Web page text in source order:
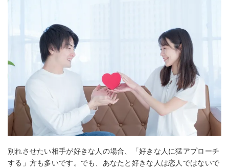
別れさせたい相手が好きな人の場合、「好きな人に猛アプローチ
する」方も多いです。でも、あなたと好きな人は恋人ではないで